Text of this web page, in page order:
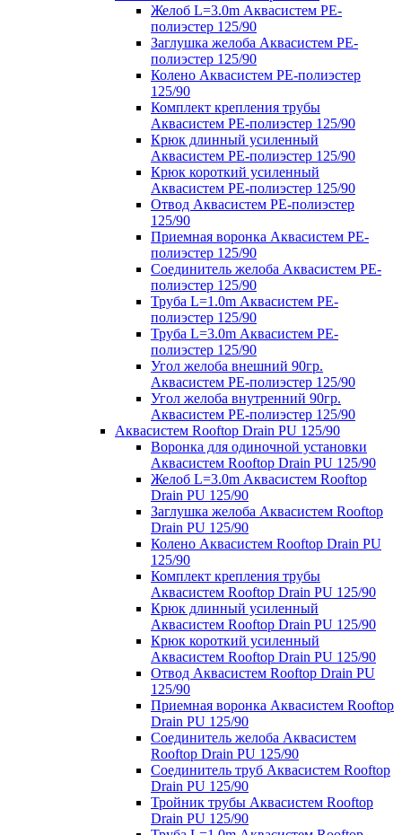
Желоб L=3.0m Аквасистем PE-
полиэстер 125/90
Заглушка желоба Аквасистем PE-
полиэстер 125/90
Колено Аквасистем PE-полиэстер
125/90
Комплект крепления трубы
Аквасистем PE-полиэстер 125/90
Крюк длинный усиленный
Аквасистем PE-полиэстер 125/90
Крюк короткий усиленный
Аквасистем PE-полиэстер 125/90
Отвод Аквасистем РЕ-полиэстер
125/90
Приемная воронка Аквасистем PE-
полиэстер 125/90
Соединитель желоба Аквасистем PE-
полиэстер 125/90
Труба L=1.0m Аквасистем PE-
полиэстер 125/90
Труба L=3.0m Аквасистем PE-
полиэстер 125/90
Угол желоба внешний 90гр.
Аквасистем PE-полиэстер 125/90
Угол желоба внутренний 90гр.
Аквасистем PE-полиэстер 125/90
Аквасистем Rooftop Drain PU 125/90
Воронка для одиночной установки
Аквасистем Rooftop Drain PU 125/90
Желоб L=3.0m Аквасистем Rooftop
Drain PU 125/90
Заглушка желоба Аквасистем Rooftop
Drain PU 125/90
Колено Аквасистем Rooftop Drain PU
125/90
Комплект крепления трубы
Аквасистем Rooftop Drain PU 125/90
Крюк длинный усиленный
Аквасистем Rooftop Drain PU 125/90
Крюк короткий усиленный
Аквасистем Rooftop Drain PU 125/90
Отвод Аквасистем Rooftop Drain PU
125/90
Приемная воронка Аквасистем Rooftop
Drain PU 125/90
Соединитель желоба Аквасистем
Rooftop Drain PU 125/90
Соединитель труб Аквасистем Rooftop
Drain PU 125/90
Тройник трубы Аквасистем Rooftop
Drain PU 125/90